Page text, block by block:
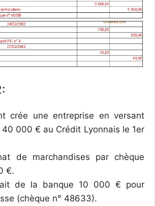
crée une entreprise en versant
000 € au Crédit Lyonnais le 1er
de marchandises par chèque
€.
de la banque 10 000 € pour
(chèque n° 48633).